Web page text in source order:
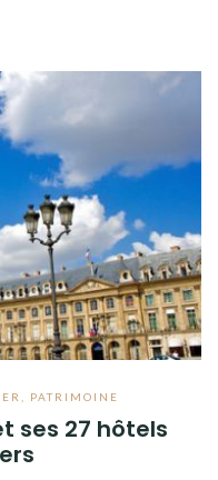
, PATRIMOINE
ses 27 hôtels